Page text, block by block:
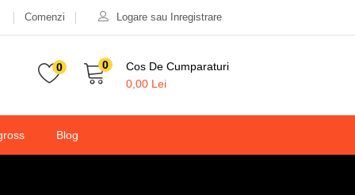
Comenzi Logare sau Inregistrare
0 0
Cos De Cumparaturi
0,00 Lei
Blog